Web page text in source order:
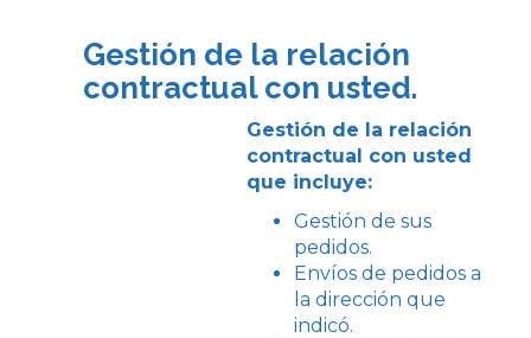
Gestión de la relación
contractual con usted.
Gestión de la relación
contractual con usted
que incluye:
Gestión de sus
pedidos.
Envíos de pedidos a
la dirección que
indicó.